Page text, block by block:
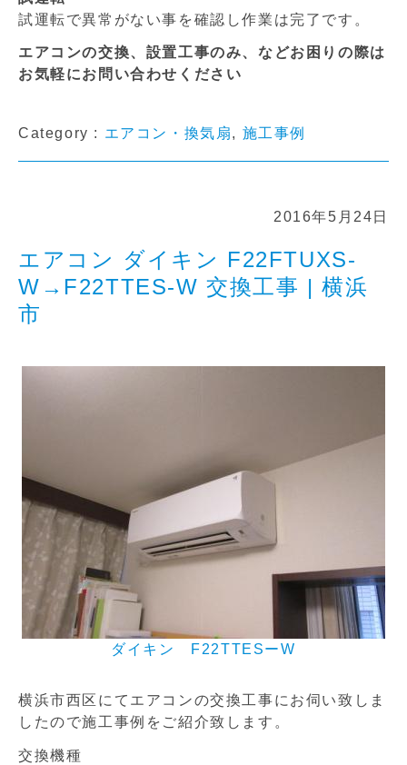
試運転で異常がない事を確認し作業は完了です。
エアコンの交換、設置工事のみ、などお困りの際は
お気軽にお問い合わせください
Category : エアコン・換気扇, 施工事例
2016年5月24日
エアコン ダイキン F22FTUXS-
W→F22TTES-W 交換工事 | 横浜
市
ダイキン F22TTESーW
横浜市西区にてエアコンの交換工事にお伺い致しま
したので施工事例をご紹介致します。
交換機種